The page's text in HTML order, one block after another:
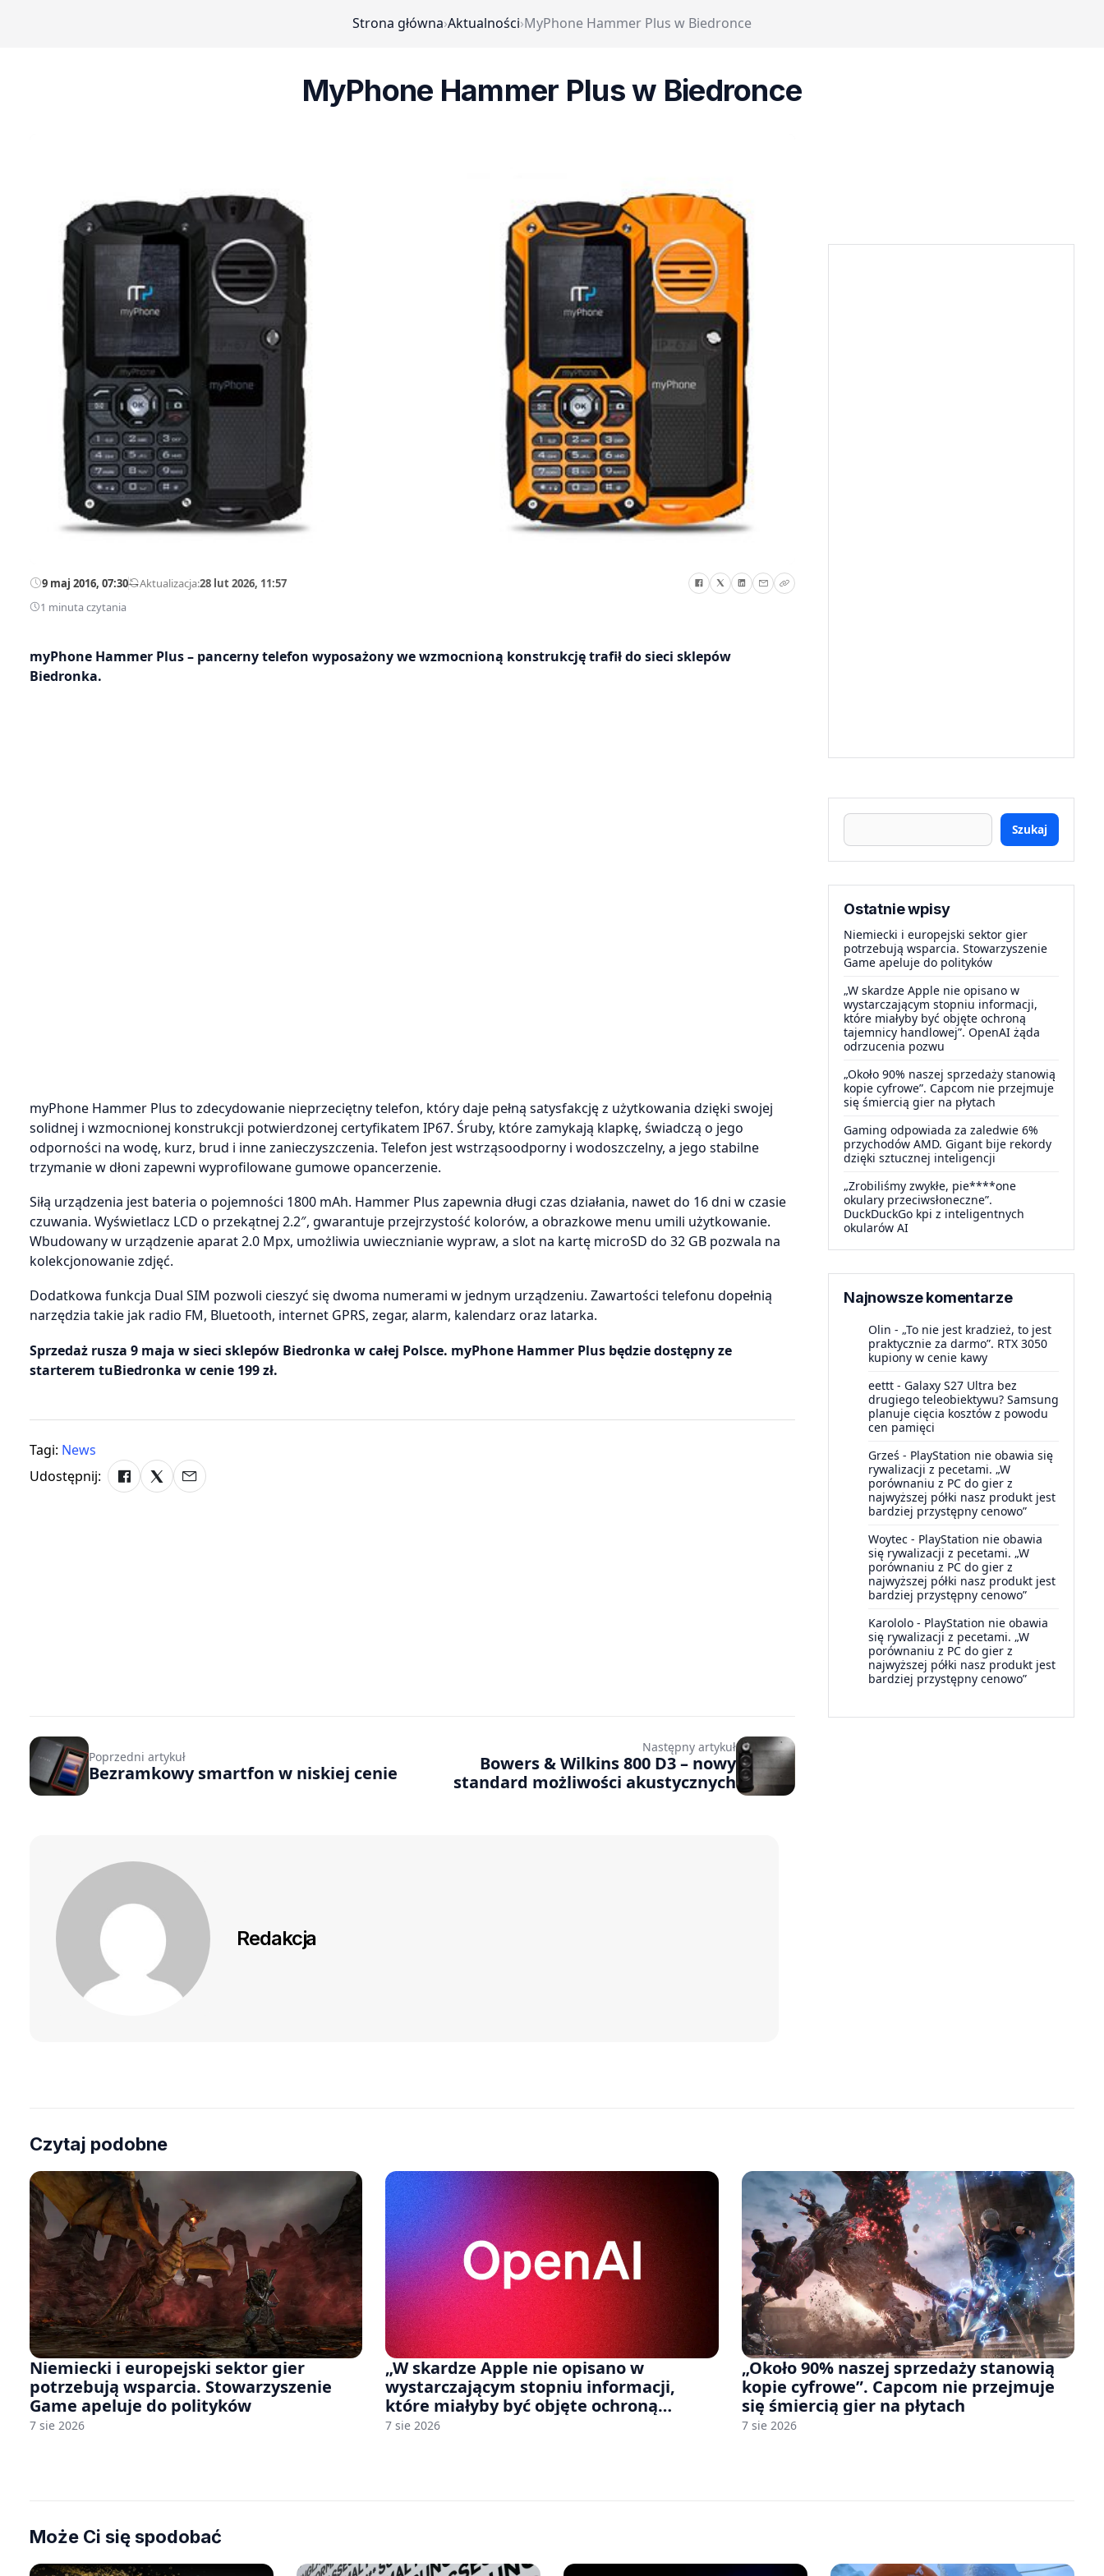
Strona główna›Aktualności›MyPhone Hammer Plus w Biedronce
MyPhone Hammer Plus w Biedronce
9 maj 2016, 07:30—Aktualizacja:28 lut 2026, 11:57
1 minuta czytania
myPhone Hammer Plus – pancerny telefon wyposażony we wzmocnioną konstrukcję trafił do sieci sklepów
Biedronka.
myPhone Hammer Plus to zdecydowanie nieprzeciętny telefon, który daje pełną satysfakcję z użytkowania dzięki swojej
solidnej i wzmocnionej konstrukcji potwierdzonej certyfikatem IP67. Śruby, które zamykają klapkę, świadczą o jego
odporności na wodę, kurz, brud i inne zanieczyszczenia. Telefon jest wstrząsoodporny i wodoszczelny, a jego stabilne
trzymanie w dłoni zapewni wyprofilowane gumowe opancerzenie.
Siłą urządzenia jest bateria o pojemności 1800 mAh. Hammer Plus zapewnia długi czas działania, nawet do 16 dni w czasie
czuwania. Wyświetlacz LCD o przekątnej 2.2″, gwarantuje przejrzystość kolorów, a obrazkowe menu umili użytkowanie.
Wbudowany w urządzenie aparat 2.0 Mpx, umożliwia uwiecznianie wypraw, a slot na kartę microSD do 32 GB pozwala na
kolekcjonowanie zdjęć.
Dodatkowa funkcja Dual SIM pozwoli cieszyć się dwoma numerami w jednym urządzeniu. Zawartości telefonu dopełnią
narzędzia takie jak radio FM, Bluetooth, internet GPRS, zegar, alarm, kalendarz oraz latarka.
Sprzedaż rusza 9 maja w sieci sklepów Biedronka w całej Polsce. myPhone Hammer Plus będzie dostępny ze
starterem tuBiedronka w cenie 199 zł.
Tagi: News
Udostępnij:
Szukaj
Ostatnie wpisy
Niemiecki i europejski sektor gier
potrzebują wsparcia. Stowarzyszenie
Game apeluje do polityków
„W skardze Apple nie opisano w
wystarczającym stopniu informacji,
które miałyby być objęte ochroną
tajemnicy handlowej”. OpenAI żąda
odrzucenia pozwu
„Około 90% naszej sprzedaży stanowią
kopie cyfrowe”. Capcom nie przejmuje
się śmiercią gier na płytach
Gaming odpowiada za zaledwie 6%
przychodów AMD. Gigant bije rekordy
dzięki sztucznej inteligencji
„Zrobiliśmy zwykłe, pie****one
okulary przeciwsłoneczne”.
DuckDuckGo kpi z inteligentnych
okularów AI
Najnowsze komentarze
Olin - „To nie jest kradzież, to jest
praktycznie za darmo”. RTX 3050
kupiony w cenie kawy
eettt - Galaxy S27 Ultra bez
drugiego teleobiektywu? Samsung
planuje cięcia kosztów z powodu
cen pamięci
Grześ - PlayStation nie obawia się
rywalizacji z pecetami. „W
porównaniu z PC do gier z
najwyższej półki nasz produkt jest
bardziej przystępny cenowo”
Woytec - PlayStation nie obawia
się rywalizacji z pecetami. „W
porównaniu z PC do gier z
najwyższej półki nasz produkt jest
bardziej przystępny cenowo”
Karololo - PlayStation nie obawia
się rywalizacji z pecetami. „W
porównaniu z PC do gier z
najwyższej półki nasz produkt jest
bardziej przystępny cenowo”
Poprzedni artykuł
Bezramkowy smartfon w niskiej cenie
Następny artykuł
Bowers & Wilkins 800 D3 – nowy
standard możliwości akustycznych
Redakcja
Czytaj podobne
Niemiecki i europejski sektor gier
potrzebują wsparcia. Stowarzyszenie
Game apeluje do polityków
7 sie 2026
„W skardze Apple nie opisano w
wystarczającym stopniu informacji,
które miałyby być objęte ochroną
tajemnicy handlowej”. OpenAI żąda
7 sie 2026
„Około 90% naszej sprzedaży stanowią
kopie cyfrowe”. Capcom nie przejmuje
się śmiercią gier na płytach
7 sie 2026
Może Ci się spodobać